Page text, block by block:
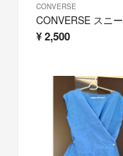
CONVERSE
CONVERSE スニ
¥2,500